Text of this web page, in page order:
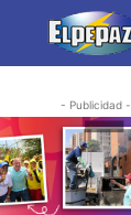
- Publicidad -